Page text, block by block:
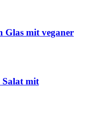
Glas mit veganer
Salat mit